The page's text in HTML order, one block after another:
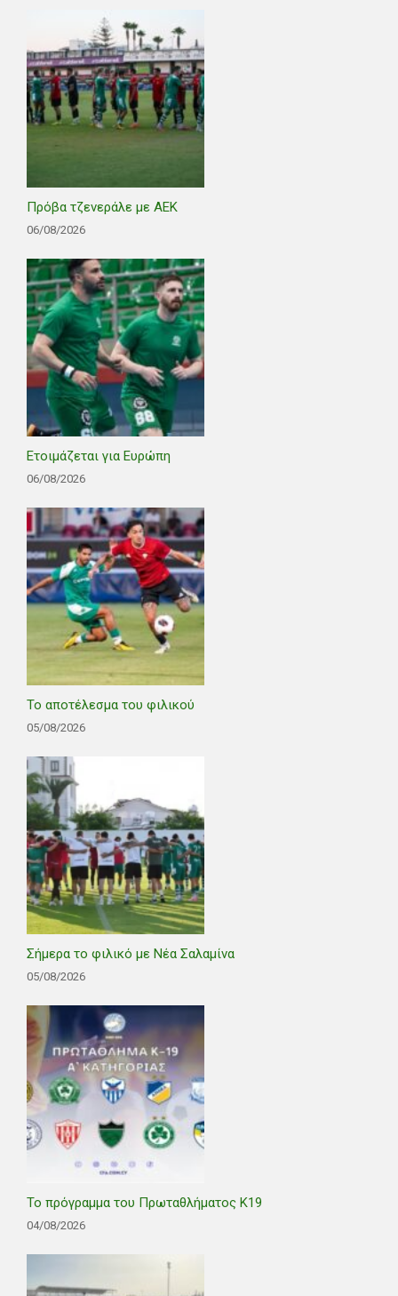
Πρόβα τζενεράλε με ΑΕΚ
06/08/2026
Ετοιμάζεται για Ευρώπη
06/08/2026
Το αποτέλεσμα του φιλικού
05/08/2026
Σήμερα το φιλικό με Νέα Σαλαμίνα
05/08/2026
Το πρόγραμμα του Πρωταθλήματος Κ19
04/08/2026